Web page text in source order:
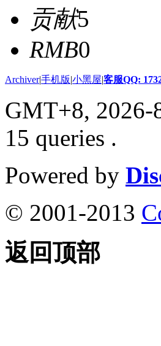
贡献5
RMB0
Archiver|手机版|小黑屋|客服QQ:
GMT+8, 2026-
15 queries .
Powered by
© 2001-2013
返回顶部